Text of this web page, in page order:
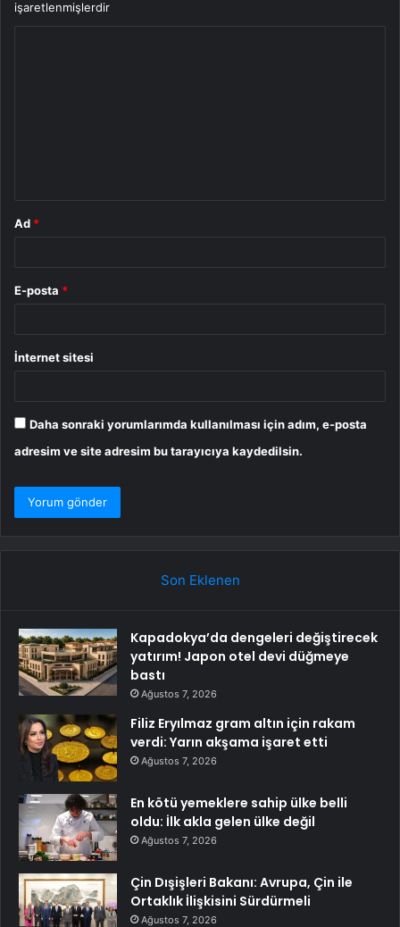
işaretlenmişlerdir
Ad *
E-posta *
İnternet sitesi
Daha sonraki yorumlarımda kullanılması için adım, e-posta
adresim ve site adresim bu tarayıcıya kaydedilsin.
Son Eklenen
Kapadokya’da dengeleri değiştirecek
yatırım! Japon otel devi düğmeye
bastı
Ağustos 7, 2026
Filiz Eryılmaz gram altın için rakam
verdi: Yarın akşama işaret etti
Ağustos 7, 2026
En kötü yemeklere sahip ülke belli
oldu: İlk akla gelen ülke değil
Ağustos 7, 2026
Çin Dışişleri Bakanı: Avrupa, Çin ile
Ortaklık İlişkisini Sürdürmeli
Ağustos 7, 2026